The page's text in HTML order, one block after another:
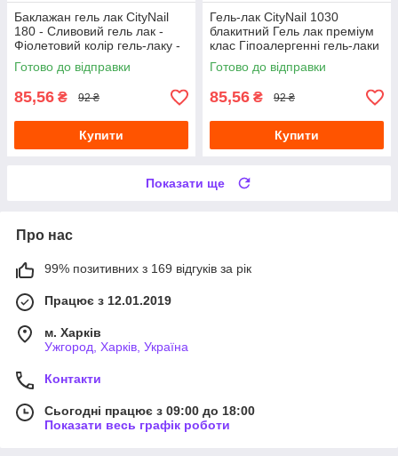
Баклажан гель лак CityNail
180 - Сливовий гель лак -
Фіолетовий колір гель-лаку -
Темні кольори гель лаків
Готово до відправки
85,56 ₴ 92 ₴
Купити
Гель-лак CityNail 1030
блакитний Гель лак преміум
клас Гіпоалергенні гель-лаки
для нігтів Гель-лаки City Nail
Готово до відправки
85,56 ₴ 92 ₴
Купити
Показати ще
Про нас
99% позитивних з 169 відгуків за рік
Працює з 12.01.2019
м. Харків
Ужгород, Харків, Україна
Контакти
Сьогодні працює з 09:00 до 18:00
Показати весь графік роботи